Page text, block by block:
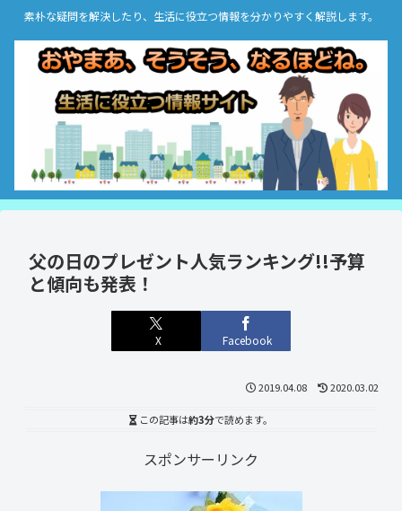
素朴な疑問を解決したり、生活に役立つ情報を分かりやすく解説します。
父の日のプレゼント人気ランキング!!予算
と傾向も発表！
X Facebook
2019.04.08 2020.03.02
この記事は約3分で読めます。
スポンサーリンク